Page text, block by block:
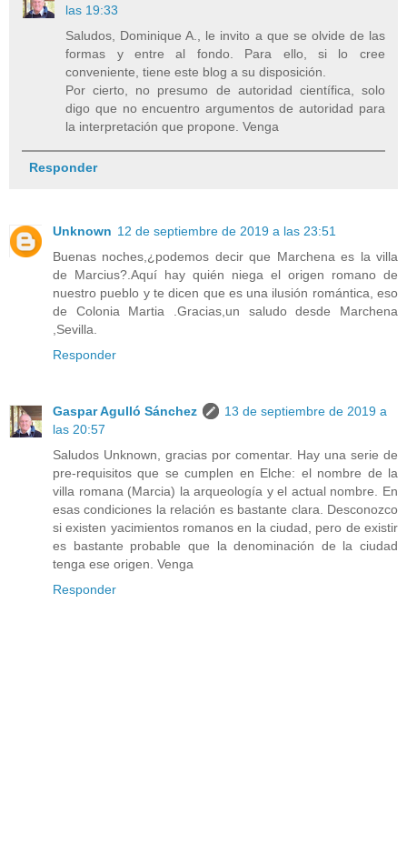
las 19:33
Saludos, Dominique A., le invito a que se olvide de las
formas y entre al fondo. Para ello, si lo cree
conveniente, tiene este blog a su disposición.
Por cierto, no presumo de autoridad científica, solo
digo que no encuentro argumentos de autoridad para
la interpretación que propone. Venga
Responder
Unknown 12 de septiembre de 2019 a las 23:51
Buenas noches,¿podemos decir que Marchena es la villa
de Marcius?.Aquí hay quién niega el origen romano de
nuestro pueblo y te dicen que es una ilusión romántica, eso
de Colonia Martia .Gracias,un saludo desde Marchena
,Sevilla.
Responder
Gaspar Agulló Sánchez
13 de septiembre de 2019 a
las 20:57
Saludos Unknown, gracias por comentar. Hay una serie de
pre-requisitos que se cumplen en Elche: el nombre de la
villa romana (Marcia) la arqueología y el actual nombre. En
esas condiciones la relación es bastante clara. Desconozco
si existen yacimientos romanos en la ciudad, pero de existir
es bastante probable que la denominación de la ciudad
tenga ese origen. Venga
Responder